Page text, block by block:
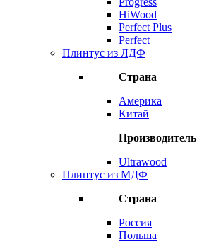
HiWood
Perfect Plus
Perfect
Плинтус из ЛДФ
Страна
Америка
Китай
Производитель
Ultrawood
Плинтус из МДФ
Страна
Россия
Польша